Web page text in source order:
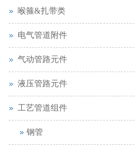
喉箍&扎带类
电气管道附件
气动管路元件
液压管路元件
工艺管道组件
钢管